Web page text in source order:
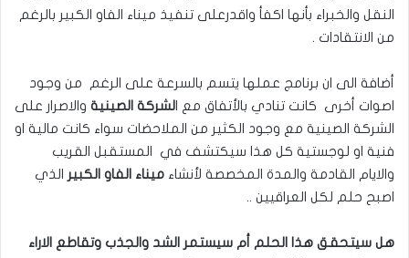
النقل والخبراء بأنها اكفأ واقدرعلى تنفيذ ميناء الفاو الكبير بالرغم
من الانتقادات .
أضافة الى ان برنامج عملها يتسم بالسرعة على الرغم من وجود
اصوات أخرى كانت تنادي بالأتفاق مع الشركة الصينية والاصرار على
الشركة الصينية مع وجود الكثير من الملاحضات سواء كانت مالية او
فنية او لوجستية كل هذا سيكتشف في المستقبل القريب
والايام القادمة والمدة المخصصة لأنشاء ميناء الفاو الكبير الذي
اصبح حلم لكل العراقيين ..
هل سيتحقق هذا الحلم أم سيستمر الشد والجذب وتقاطع الاراء